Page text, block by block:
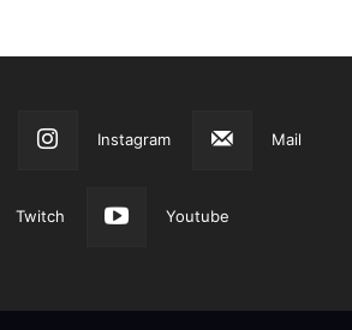
Instagram Mail
Twitch Youtube